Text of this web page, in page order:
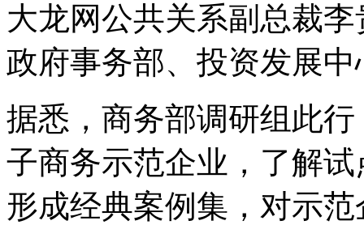
大龙网公共关系副总裁
政府事务部、投资发展
据悉，商务部调研组此
子商务示范企业，了解
形成经典案例集，对示